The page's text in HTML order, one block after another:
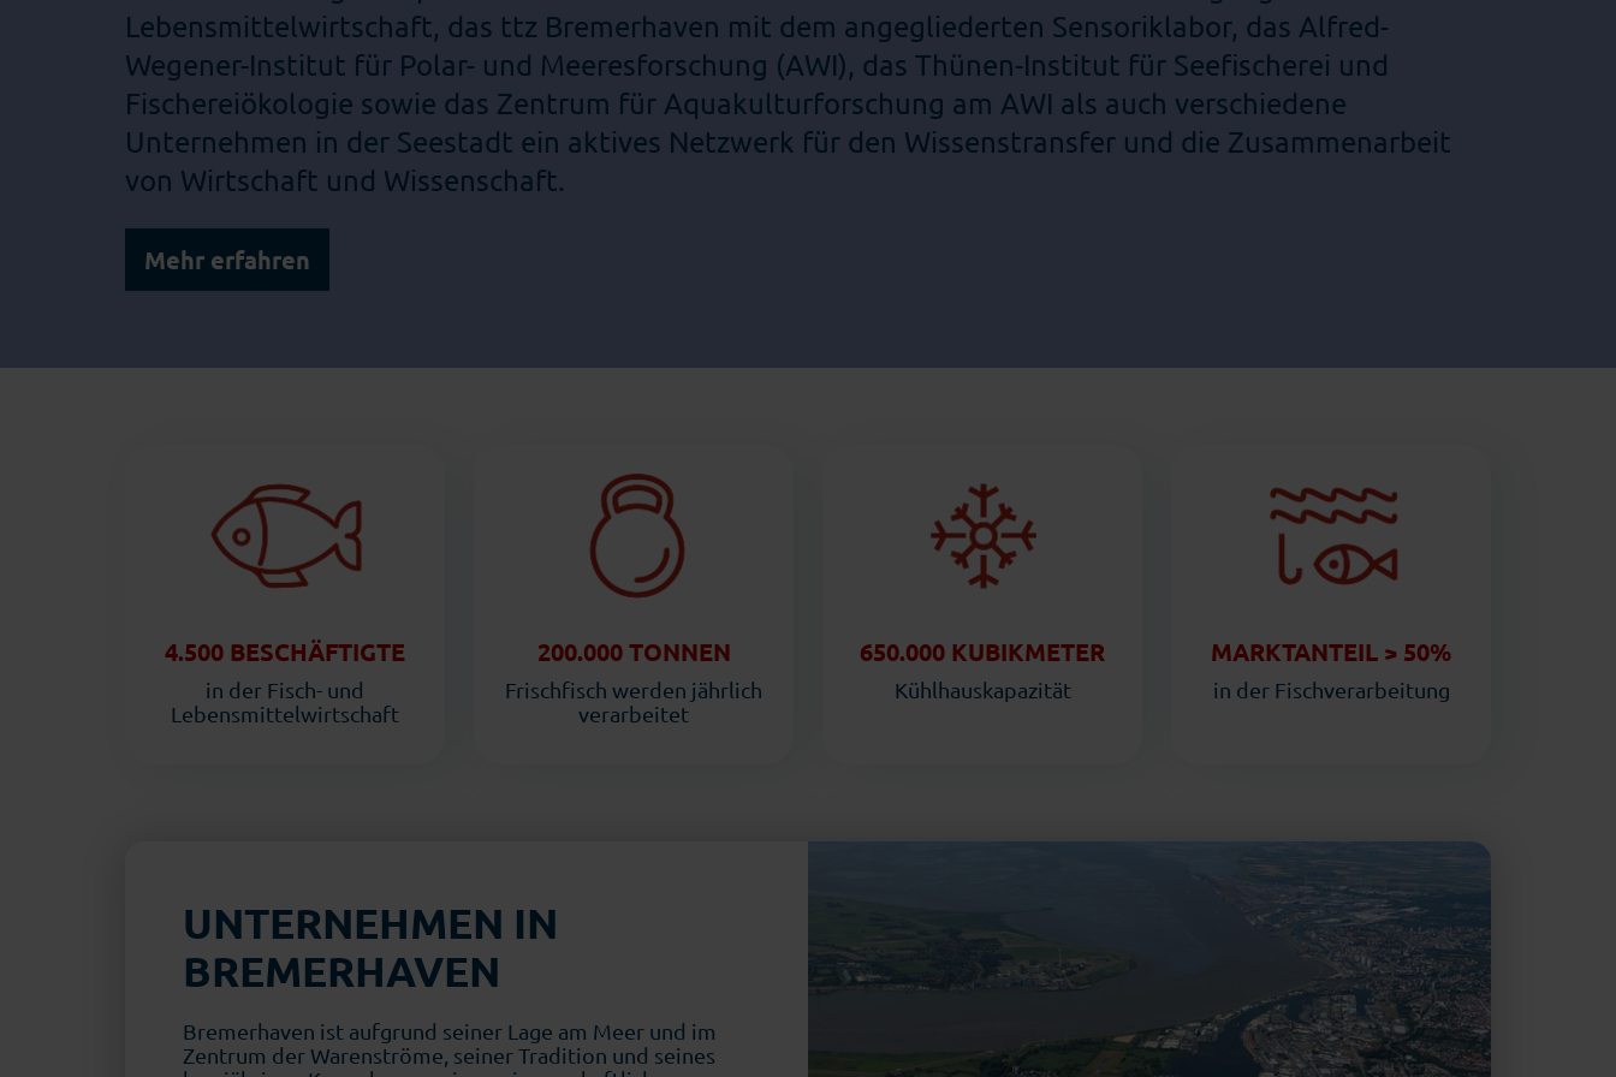
Lebensmittelwirtschaft, das ttz Bremerhaven mit dem angegliederten Sensoriklabor, das Alfred-
Wegener-Institut für Polar- und Meeresforschung (AWI), das Thünen-Institut für Seefischerei und
Fischereiökologie sowie das Zentrum für Aquakulturforschung am AWI als auch verschiedene
Unternehmen in der Seestadt ein aktives Netzwerk für den Wissenstransfer und die Zusammenarbeit
von Wirtschaft und Wissenschaft.
Mehr erfahren
4.500 BESCHÄFTIGTE
in der Fisch- und
Lebensmittelwirtschaft
200.000 TONNEN
Frischfisch werden jährlich
verarbeitet
650.000 KUBIKMETER
Kühlhauskapazität
MARKTANTEIL > 50%
in der Fischverarbeitung
UNTERNEHMEN IN
BREMERHAVEN
Bremerhaven ist aufgrund seiner Lage am Meer und im
Zentrum der Warenströme, seiner Tradition und seines